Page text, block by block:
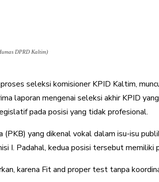
DPRD Kaltim)
seleksi komisioner KPID Kaltim,
laporan mengenai seleksi akhir KPID
pada posisi yang tidak profesional.
(PKB) yang dikenal vokal dalam isu-isu
I. Padahal, kedua posisi tersebut
karena Fit and proper test tanpa